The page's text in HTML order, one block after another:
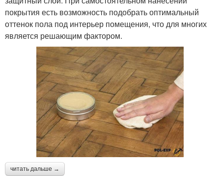
покрытия есть возможность подобрать оптимальный
оттенок пола под интерьер помещения, что для многих
является решающим фактором.
читать дальше →